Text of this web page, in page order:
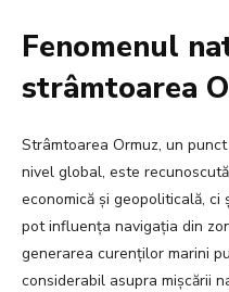
Fenomenul
strâmtoarea
Strâmtoarea Ormuz, un
nivel global, este
economică și geopoliticală,
pot influența navigația din
generarea curenților marini
considerabil asupra mișcării